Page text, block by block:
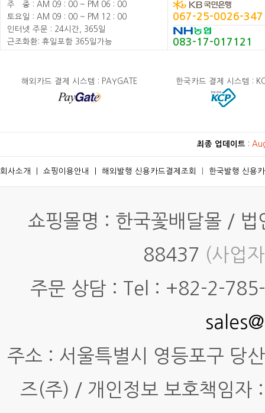
주
중 : AM 09 : 00 ~ PM 06 : 00
토요일 : AM 09 : 00 ~ PM 12 : 00
인터넷 주문 : 24시간, 365일
근조화환: 휴일포함 365일가능
067-25-0026-347
083-17-017121
해외카드 결제 시스템 : PAYGATE 한국카드 결제 시스템 :
최종 업데이트 :
회사소개 쇼핑이용안내 해외발행 신용카드결제조회 한국발행 신용
쇼핑몰명 : 한국꽃배달몰 /
88437 (사업
주문 상담 : Tel : +82-2-
주소 : 서울특별시 영등포구 당
즈(주) / 개인정보 보호책임